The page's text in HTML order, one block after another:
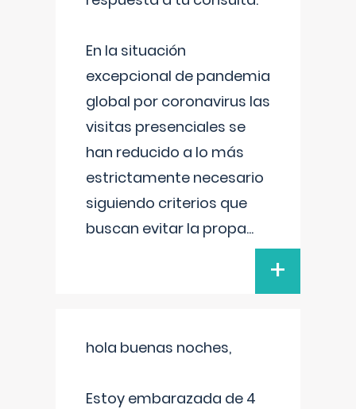
En la situación
excepcional de pandemia
global por coronavirus las
visitas presenciales se
han reducido a lo más
estrictamente necesario
siguiendo criterios que
buscan evitar la propa...
+
hola buenas noches,
Estoy embarazada de 4